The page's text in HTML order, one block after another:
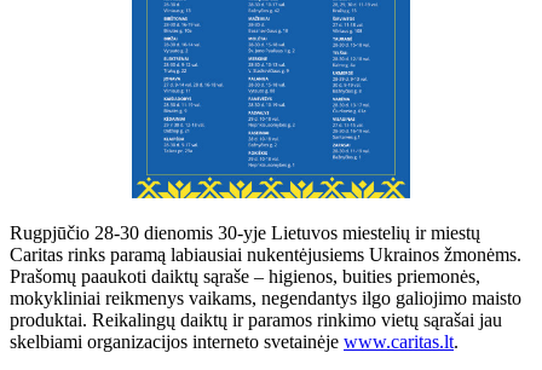
Rugpjūčio 28-30 dienomis 30-yje Lietuvos miestelių ir miestų
Caritas rinks paramą labiausiai nukentėjusiems Ukrainos žmonėms.
Prašomų paaukoti daiktų sąraše – higienos, buities priemonės,
mokykliniai reikmenys vaikams, negendantys ilgo galiojimo maisto
produktai. Reikalingų daiktų ir paramos rinkimo vietų sąrašai jau
skelbiami organizacijos interneto svetainėje www.caritas.lt.